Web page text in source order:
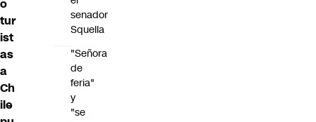
o
tur
ist
as
a
Ch
ile
senador
Squella
"Señora
de
feria"
y
"se